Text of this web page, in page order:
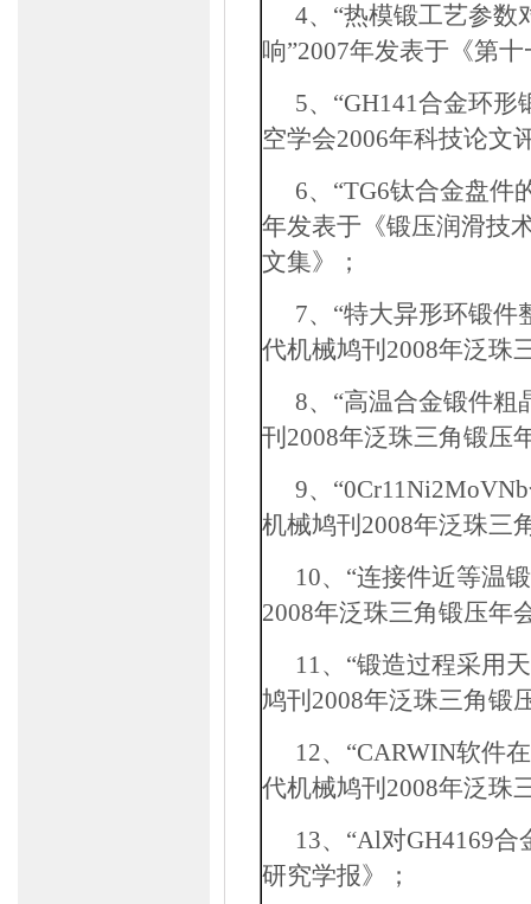
4、“热模锻工艺参数
响”2007年发表于《第
5、“GH141合金环形
空学会2006年科技论文
6、“TG6钛合金盘件
年发表于《锻压润滑技
文集》；
7、“特大异形环锻件
代机械鸠刊 2008年泛珠
8、“高温合金锻件粗
刊 2008年泛珠三角锻压
9、“0Cr11Ni2MoVNb
机械鸠刊 2008年泛珠三
10、“连接件近等温
2008年泛珠三角锻压年
11、“锻造过程采用
鸠刊 2008年泛珠三角锻
12、“CARWIN软件在
代机械鸠刊 2008年泛珠
13、“Al对GH4169合
研究学报》；